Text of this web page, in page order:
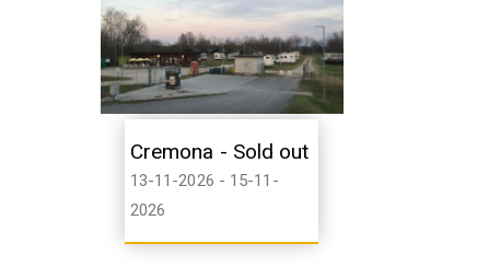
Cremona - Sold out
13-11-2026 - 15-11-
2026